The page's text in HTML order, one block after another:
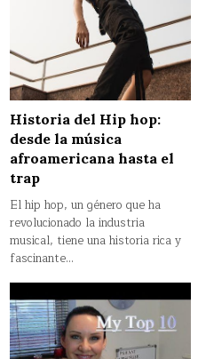
Historia del Hip hop:
desde la música
afroamericana hasta el
trap
El hip hop, un género que ha
revolucionado la industria
musical, tiene una historia rica y
fascinante…